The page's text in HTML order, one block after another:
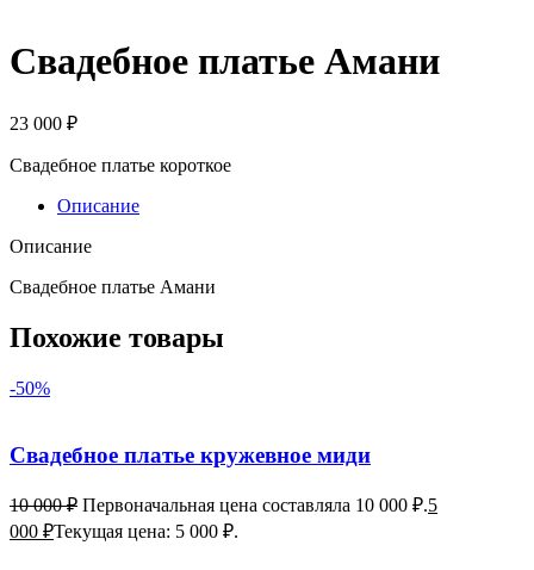
Свадебное платье Амани
23 000 ₽
Свадебное платье короткое
Описание
Описание
Свадебное платье Амани
Похожие товары
-50%
Свадебное платье кружевное миди
10 000₽ Первоначальная цена составляла 10 000 ₽.5
000 ₽Текущая цена: 5 000 ₽.